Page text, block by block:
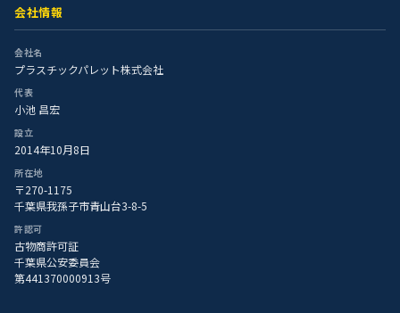
会社情報
会社名
プラスチックパレット株式会社
代表
小池 昌宏
設立
2014年10月8日
所在地
〒270-1175
千葉県我孫子市青山台3-8-5
許認可
古物商許可証
千葉県公安委員会
第441370000913号